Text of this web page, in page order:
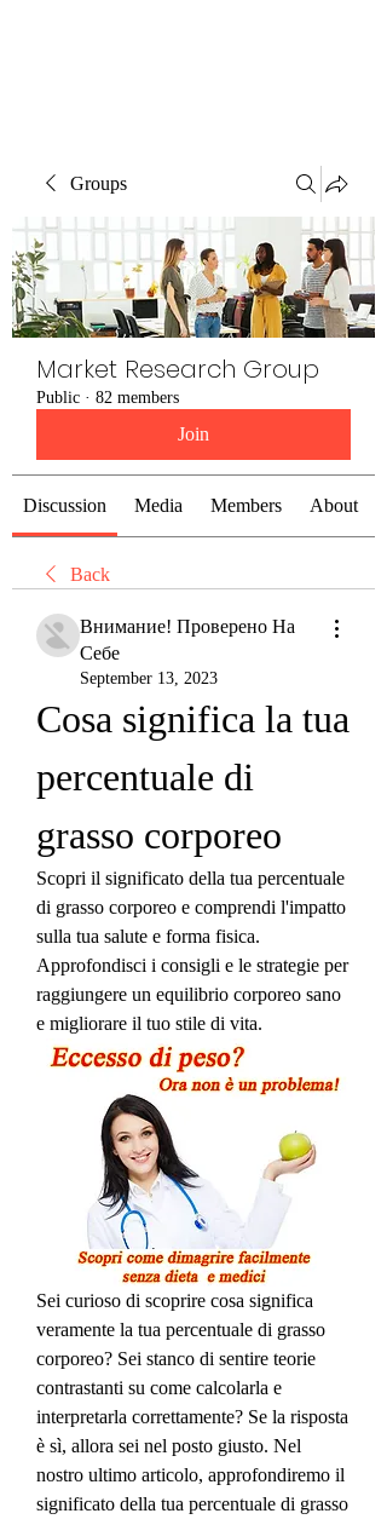
Groups
Market Research Group
Public · 82 members
Join
Discussion Media Members About
Back
Внимание! Проверено На
Себе
September 13, 2023
Cosa significa la tua
percentuale di
grasso corporeo
Scopri il significato della tua percentuale
di grasso corporeo e comprendi l'impatto
sulla tua salute e forma fisica.
Approfondisci i consigli e le strategie per
raggiungere un equilibrio corporeo sano
e migliorare il tuo stile di vita.
Sei curioso di scoprire cosa significa
veramente la tua percentuale di grasso
corporeo? Sei stanco di sentire teorie
contrastanti su come calcolarla e
interpretarla correttamente? Se la risposta
è sì, allora sei nel posto giusto. Nel
nostro ultimo articolo, approfondiremo il
significato della tua percentuale di grasso